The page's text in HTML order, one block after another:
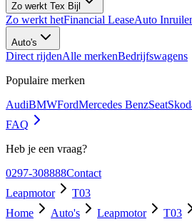
Zo werkt Tex Bijl
Zo werkt hetFinancial LeaseAuto
Auto's
Direct rijdenAlle merkenBedrijfswagens
Populaire merken
AudiBMWFordMercedes BenzSeat
FAQ
Heb je een vraag?
0297-308888Contact
Leapmotor
T03
Home
Auto's Leapmotor T03